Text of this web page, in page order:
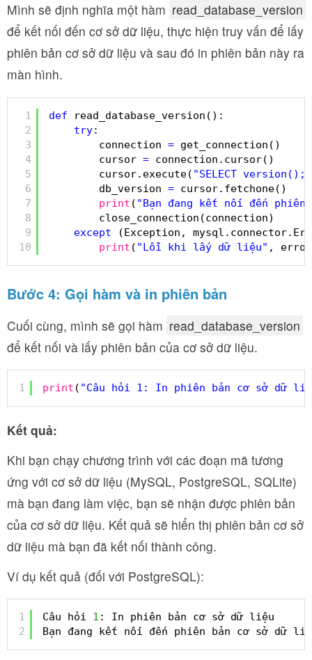
Mình sẽ định nghĩa một hàm read_database_version
để kết nối đến cơ sở dữ liệu, thực hiện truy vấn để lấy
phiên bản cơ sở dữ liệu và sau đó in phiên bản này ra
màn hình.
1
2
3
4
5
6
7
8
9
10
def
read_database_version():
try:
connection = get_connection()
cursor = connection.cursor()
cursor.execute( "SELECT version();"
db_version = cursor.fetchone()
print ( "Bạn đang kết nối đến
close_connection(connection)
except
(Exception,
print ( "Lỗi khi lấy dữ liệu" ,
Bước 4: Gọi hàm và in phiên bản
Cuối cùng, mình sẽ gọi hàm read_database_version
để kết nối và lấy phiên bản của cơ sở dữ liệu.
1 print ( "Câu hỏi 1: In phiên bản cơ sở dữ
Kết quả:
Khi bạn chạy chương trình với các đoạn mã tương
ứng với cơ sở dữ liệu (MySQL, PostgreSQL, SQLite)
mà bạn đang làm việc, bạn sẽ nhận được phiên bản
của cơ sở dữ liệu. Kết quả sẽ hiển thị phiên bản cơ sở
dữ liệu mà bạn đã kết nối thành công.
Ví dụ kết quả (đối với PostgreSQL):
1
2
Câu hỏi 1 : In phiên bản cơ sở dữ liệu
Bạn đang kết nối đến phiên bản cơ sở dữ